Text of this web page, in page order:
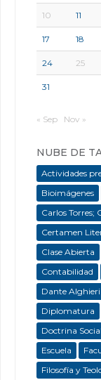
10 11
17 18
24 25
31
« Sep Nov »
NUBE DE
Actividades
Bioimágenes
Carlos Torres;
Certamen
Clase Abierta
Contabilidad
Dante Alghieri
Diplomatura
Doctrina
Escuela
Filosofía y